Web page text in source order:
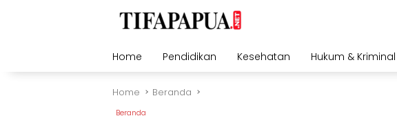
Home Pendidikan Kesehatan Hukum & Kriminal
Home Beranda
Beranda